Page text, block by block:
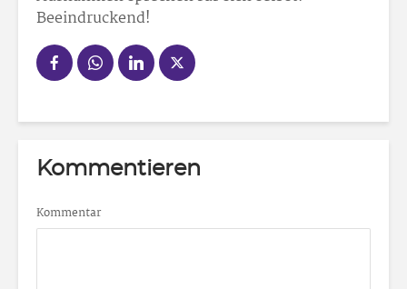
Beeindruckend!
Kommentieren
Kommentar